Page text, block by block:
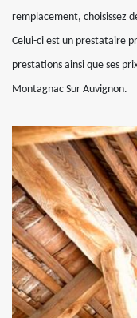
remplacement, choisissez
Celui-ci est un prestataire
prestations ainsi que ses
Montagnac Sur Auvignon.